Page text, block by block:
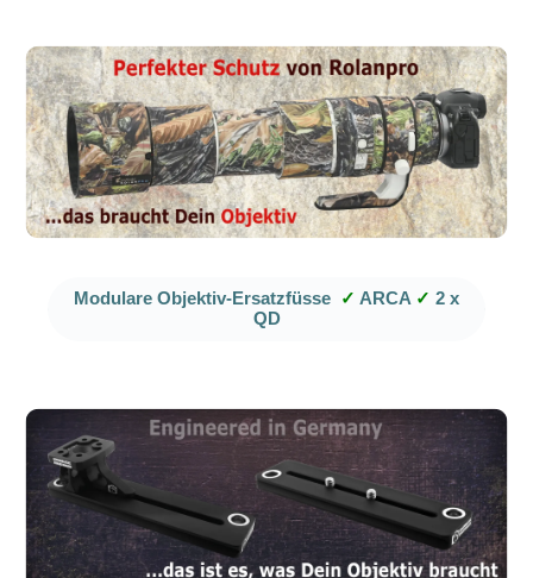
Modulare Objektiv-Ersatzfüsse ✓ ARCA ✓ 2 x
QD